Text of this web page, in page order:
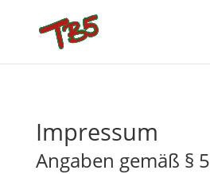
Impressum
Angaben gemäß §